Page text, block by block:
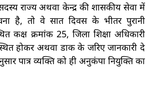
राज्य अथवा केन्द्र की शासकीय सेवा में
है, तो वे सात दिवस के भीतर पुरानी
कक्ष क्रमांक 25, जिला शिक्षा अधिकारी
होकर अथवा डाक के जरिए जानकारी दे
पात्र व्यक्ति को ही अनुकंपा नियुक्ति का